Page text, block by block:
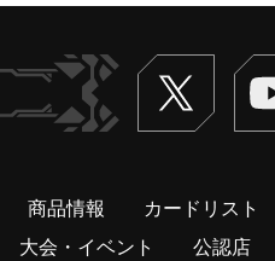
Twitter
商品情報 カードリスト
大会・イベント 公認店